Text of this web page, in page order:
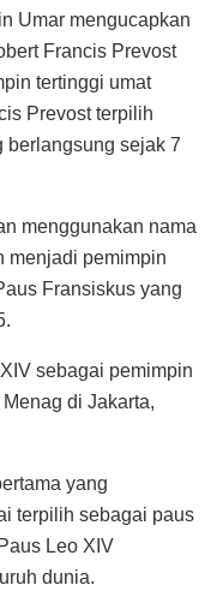
Umar mengucapkan
Francis Prevost
tertinggi umat
Prevost terpilih
berlangsung sejak 7
menggunakan nama
menjadi pemimpin
Fransiskus yang
sebagai pemimpin
di Jakarta,
yang
terpilih sebagai paus
Leo XIV
dunia.